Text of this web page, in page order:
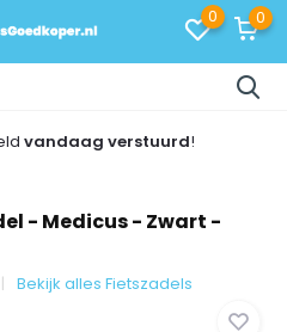
0 0
vandaag verstuurd!
- Medicus - Zwart -
Bekijk alles Fietszadels